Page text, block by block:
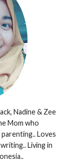
Nadine & Zee
Mom who
Loves
Living in